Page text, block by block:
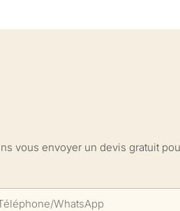
vous envoyer un devis gratuit
WhatsApp